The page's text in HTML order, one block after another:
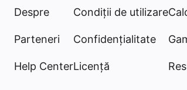
Despre
Parteneri
Help Center
Condiţii de utilizare
Confidențialitate
Licență